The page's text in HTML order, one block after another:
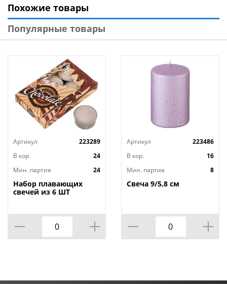
Похожие товары
Популярные товары
Артикул
223289
В кор.
24
Мин. партия
24
Набор плавающих
свечей из 6 ШТ
Артикул
223486
В кор.
16
Мин. партия
8
Свеча 9/5,8 см